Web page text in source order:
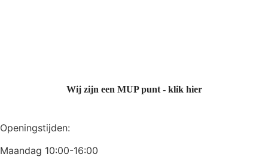
Wij zijn een MUP punt - klik hier
Openingstijden:
Maandag 10:00-16:00